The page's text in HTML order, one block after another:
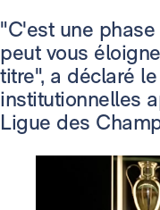
"C'est une
peut vous
titre", a déclaré
institutionnelles
Ligue des